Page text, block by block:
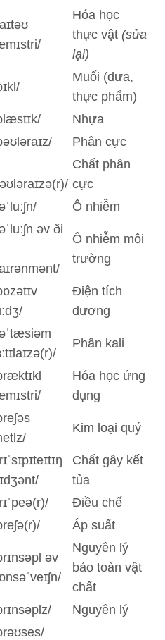
Hóa học
thực vật (sửa
lại)
Muối (dưa,
thực phẩm)
Nhựa
Phân cực
Chất phân
cực
Ô nhiễm
əv ði
Ô nhiễm môi
trường
Điện tích
dương
Phân kali
Hóa học ứng
dụng
Kim loại quý
Chất gây kết
tủa
Điều chế
Áp suất
əv
Nguyên lý
bảo toàn vật
chất
Nguyên lý